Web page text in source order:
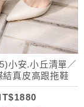
小安.小丘清單／
結真皮高跟拖鞋